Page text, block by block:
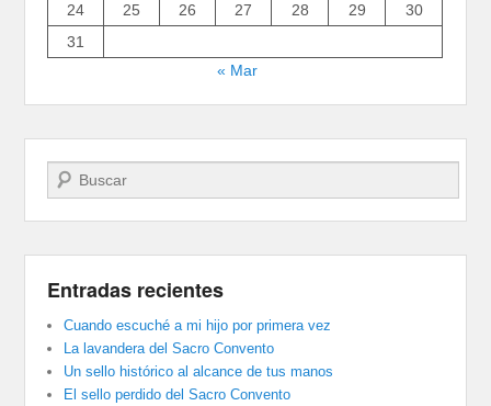
24
25 26 27 28 29
30
31
« Mar
Buscar
Entradas recientes
Cuando escuché a mi hijo por primera vez
La lavandera del Sacro Convento
Un sello histórico al alcance de tus manos
El sello perdido del Sacro Convento